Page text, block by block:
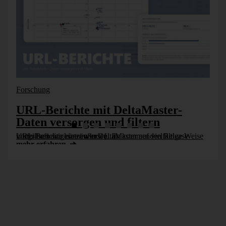
Forschung
URL-Berichte mit DeltaMaster-
Daten versorgen und filtern
URL-Berichte können in DeltaMaster auf vielfältige Weise vorteilhaft eingesetzt werden. Im kommenden Release integrieren wir eine äußerst [...]
mehr erfahren